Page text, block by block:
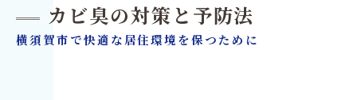
カビ臭の対策と予防法
横須賀市で快適な居住環境を保つために